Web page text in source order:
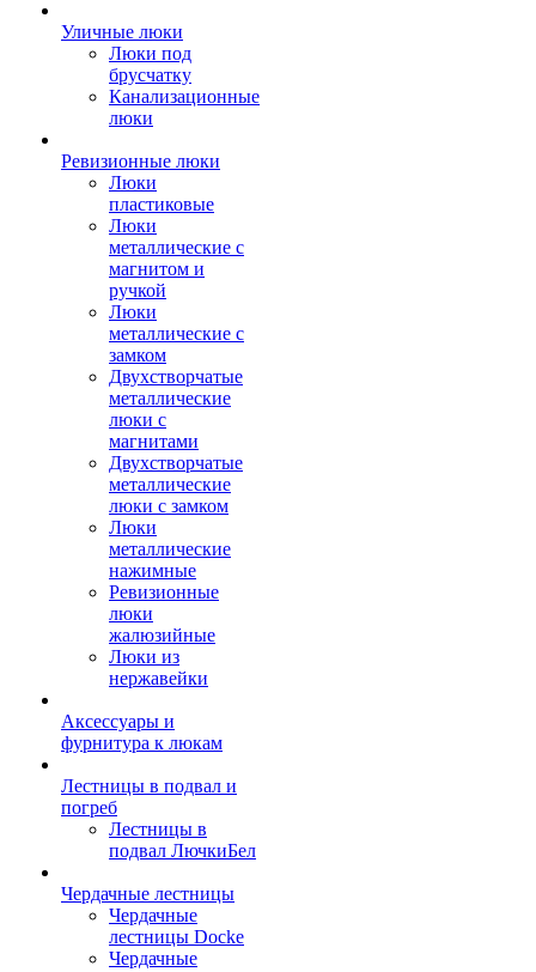
Уличные люки
Люки под
брусчатку
Канализационные
люки
Ревизионные люки
Люки
пластиковые
Люки
металлические с
магнитом и
ручкой
Люки
металлические с
замком
Двухстворчатые
металлические
люки с
магнитами
Двухстворчатые
металлические
люки с замком
Люки
металлические
нажимные
Ревизионные
люки
жалюзийные
Люки из
нержавейки
Аксессуары и
фурнитура к люкам
Лестницы в подвал и
погреб
Лестницы в
подвал ЛючкиБел
Чердачные лестницы
Чердачные
лестницы Docke
Чердачные